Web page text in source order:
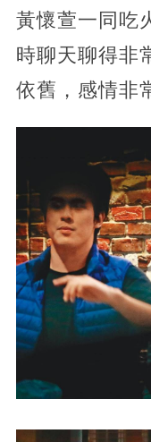
黃懷萱一同吃
時聊天聊得非
依舊，感情非